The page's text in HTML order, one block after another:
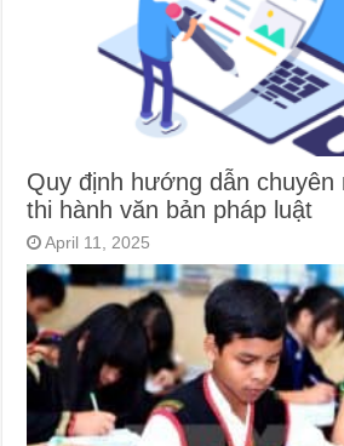
Quy định hướng dẫn chuyên
thi hành văn bản pháp luật
April 11, 2025